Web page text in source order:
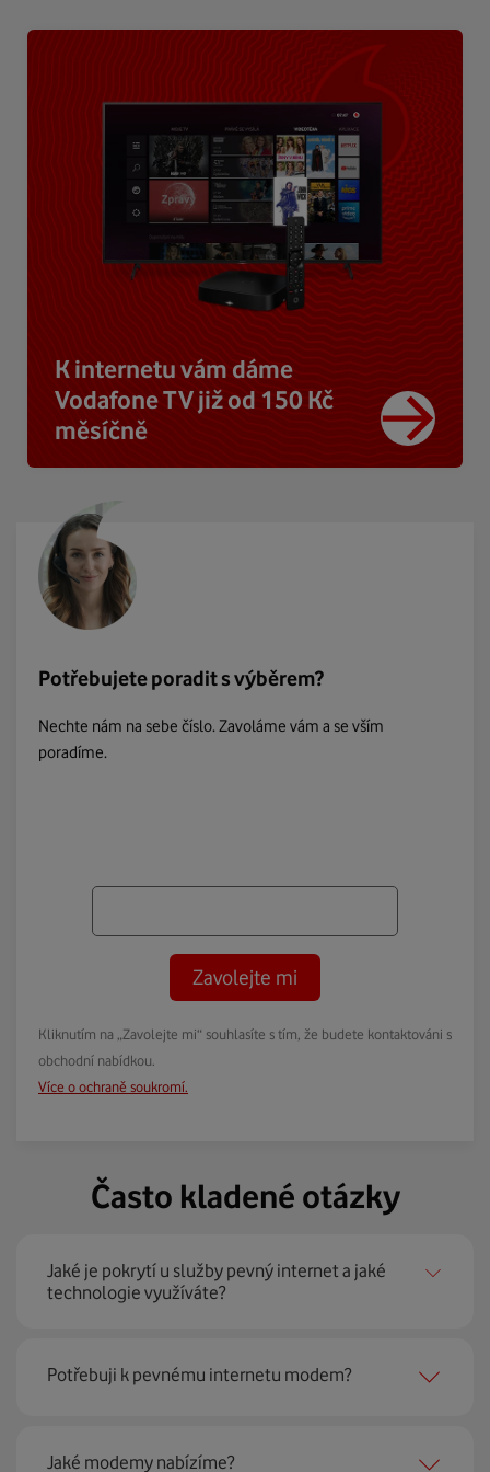
K internetu vám dáme
Vodafone TV již od 150 Kč
měsíčně
Potřebujete poradit s výběrem?
Nechte nám na sebe číslo. Zavoláme vám a se vším
poradíme.
Zavolejte mi
Kliknutím na „Zavolejte mi“ souhlasíte s tím, že budete kontaktováni s
obchodní nabídkou.
Více o ochraně soukromí.
Často kladené otázky
Jaké je pokrytí u služby pevný internet a jaké
technologie využíváte?
Pevný internet můžeme nabídnout
domácností
Potřebuji k pevnému internetu modem?
Ano, potřebujete. Rádi vám ho poskytneme na splátky. U
Jaké modemy nabízíme?